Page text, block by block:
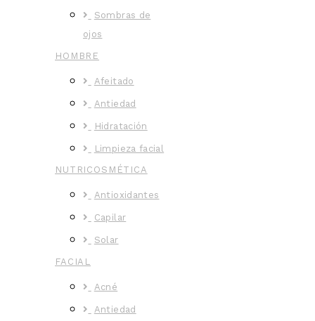
Sombras de
ojos
HOMBRE
Afeitado
Antiedad
Hidratación
Limpieza facial
NUTRICOSMÉTICA
Antioxidantes
Capilar
Solar
FACIAL
Acné
Antiedad